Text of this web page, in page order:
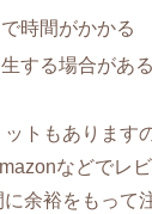
時間がかかる
する場合がある
トもあります
などでレ
余裕をもって